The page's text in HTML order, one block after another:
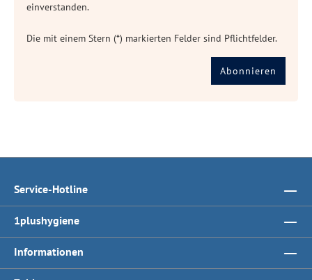
einverstanden.
Die mit einem Stern (*) markierten Felder sind Pflichtfelder.
Abonnieren
Service-Hotline
1plushygiene
Informationen